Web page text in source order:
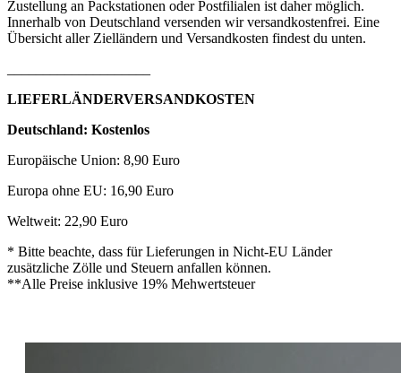
Zustellung an Packstationen oder Postfilialen ist daher möglich.
Innerhalb von Deutschland versenden wir versandkostenfrei. Eine
Übersicht aller Zielländern und Versandkosten findest du unten.
LIEFERLÄNDERVERSANDKOSTEN
Deutschland: Kostenlos
Europäische Union: 8,90 Euro
Europa ohne EU: 16,90 Euro
Weltweit: 22,90 Euro
* Bitte beachte, dass für Lieferungen in Nicht-EU Länder
zusätzliche Zölle und Steuern anfallen können.
**Alle Preise inklusive 19% Mehwertsteuer